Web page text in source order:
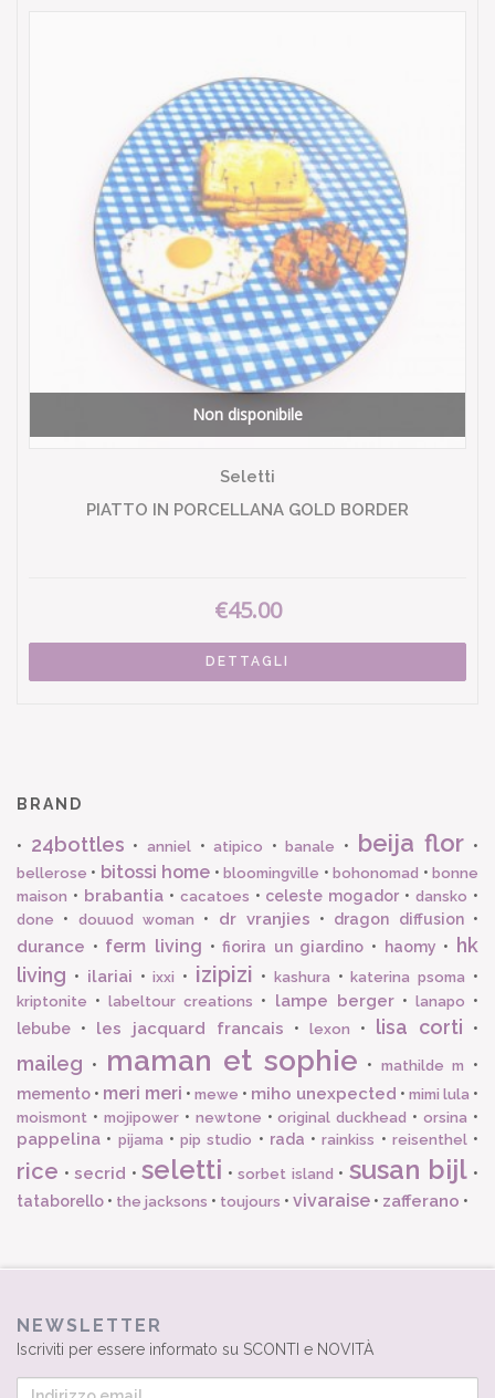
Non disponibile
Seletti
PIATTO IN PORCELLANA GOLD BORDER
€45.00
DETTAGLI
BRAND
• 24bottles • anniel•atipico •banale • beija flor •
bellerose • bitossi home •bloomingville •bohonomad •bonne
maison • brabantia• cacatoes • celeste mogador •dansko •
done • douuod woman • dr vranjies • dragon diffusion•
durance • ferm living •fiorira un giardino • haomy •
hk
living • ilariai •ixxi • izipizi • kashura •katerina psoma •
kriptonite •labeltour creations • lampe berger• lanapo •
lebube • les jacquard francais • lexon • lisa corti •
maileg • maman et sophie • mathilde m
•
memento • meri meri • mewe • miho unexpected • mimi lula •
moismont • mojipower• newtone •original duckhead •orsina •
pappelina • pijama • pip studio • rada •rainkiss • reisenthel•
rice •secrid •seletti •sorbet island • susan bijl •
tataborello • the jacksons • toujours • vivaraise • zafferano •
NEWSLETTER
Iscriviti per essere informato su SCONTI e NOVITÀ